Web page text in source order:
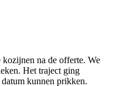
kozijnen na de offerte. We
Het traject ging
kunnen prikken.